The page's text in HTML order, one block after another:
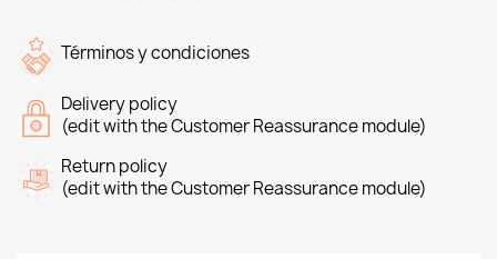
Términos y condiciones
Delivery policy
(edit with the Customer Reassurance module)
Return policy
(edit with the Customer Reassurance module)